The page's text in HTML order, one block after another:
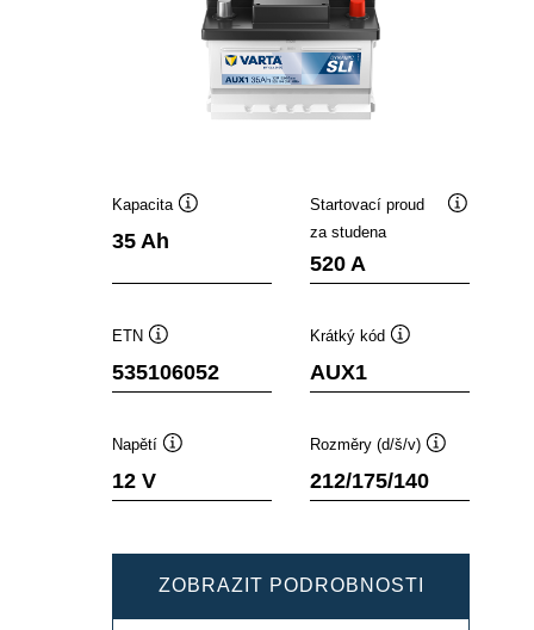
Kapacita
35 Ah
Startovací proud
za studena
520 A
ETN
nástroje
535106052
Krátký kód
AUX1
Napětí
12 V
Rozměry (d/š/v)
212/175/140
ZOBRAZIT PODROBNOSTI
AUX